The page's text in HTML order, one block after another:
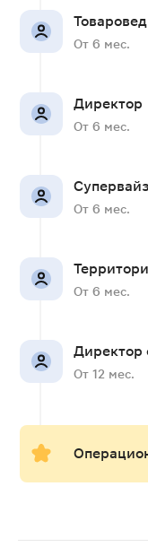
От 6 мес.
Директор
От 6 мес.
От 6 мес.
От 6 мес.
Директор
От 12 мес.